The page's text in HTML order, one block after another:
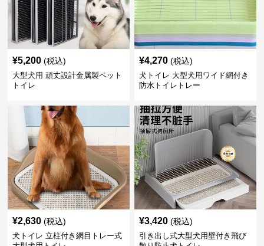
¥5,200 (税込)
大型犬用 頑丈設計金属製ペット
トイレ
¥4,270 (税込)
犬トイレ 大型犬用ワイド網付き
防水トイレトレー
¥2,630 (税込)
犬トイレ 立柱付き網目トレー式
¥3,420 (税込)
引き出し式大型犬用壁付き飛び